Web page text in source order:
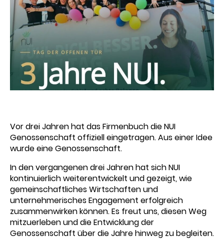
Vor drei Jahren hat das Firmenbuch die NUI
Genossenschaft offiziell eingetragen. Aus einer Idee
wurde eine Genossenschaft.
In den vergangenen drei Jahren hat sich NUI
kontinuierlich weiterentwickelt und gezeigt, wie
gemeinschaftliches Wirtschaften und
unternehmerisches Engagement erfolgreich
zusammenwirken können. Es freut uns, diesen Weg
mitzuerleben und die Entwicklung der
Genossenschaft über die Jahre hinweg zu begleiten.